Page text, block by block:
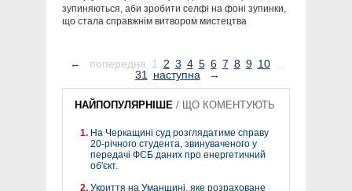
зупиняються, аби зробити селфі на фоні зупинки,
що стала справжнім витвором мистецтва
← попередня 1 2 3 4 5 6 7 8 9 10 ...
31 наступна →
НАЙПОПУЛЯРНІШЕ / ЩО КОМЕНТУЮТЬ
На Черкащині суд розглядатиме справу
20-річного студента, звинуваченого у
передачі ФСБ даних про енергетичний
об'єкт.
Укриття на Уманщині, яке розраховане